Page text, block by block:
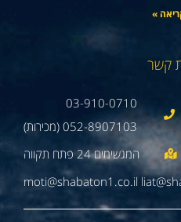
»
קשר
03-910-0710
052-8907103 (מכירות)
moti@shabaton1.co.il